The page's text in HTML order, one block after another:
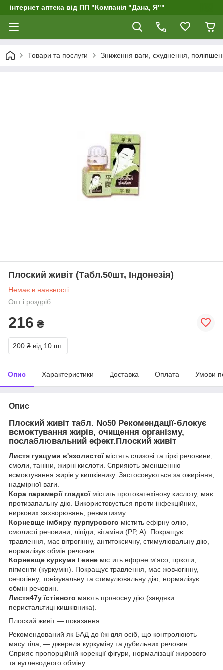
інтернет аптека від ПП "Компанія "Дана, Я""
Товари та послуги Зниження ваги, схуднення,
Плоский живіт (Табл.50шт, Індонезія)
Немає в наявності
Опт і роздріб
216 ₴
200 ₴ від 10 шт.
Опис Характеристики Доставка Оплата Умови
Опис
Плоский живіт табл. No50 Рекомендації-блокує
всмоктування жирів, очищення організму,
послаблювальний ефект.Плоский живіт
Листя гуацуми в'язолистоїмістять слизові та гіркі речовини,
смоли, таніни, жирні кислоти. Сприяють зменшенню
всмоктування жирів у кишківнику. Застосовуються за ожиріння,
надмірної ваги.
Кора парамерії гладкоїмістить протокатехінову кислоту, має
протизапальну дію. Використовується проти інфекційних,
ниркових захворювань, ревматизму.
Корневще імбиру пурпурового містить ефірну олію,
смолисті речовини, ліпіди, вітаміни (РР, А). Покращує
травлення, має вітрогінну, антитоксичну, стимулювальну дію,
нормалізує обмін речовин.
Корневще куркуми Гейне містить ефірне м'ясо, гіркоти,
пігменти (куркумін). Покращує травлення, має жовчогінну,
сечогінну, тонізувальну та стимулювальну дію, нормалізує
обмін речовин.
Листя47у їстівного мають проносну дію (завдяки
перистальтиці кишківника).
Плоский живіт — показання
Рекомендований як БАД до їжі для осіб, що контролюють
масу тіла, — джерела куркуміну та дубильних речовин.
Сприяє пропорційній корекції фігури, нормалізації жирового
та вуглеводного обміну.